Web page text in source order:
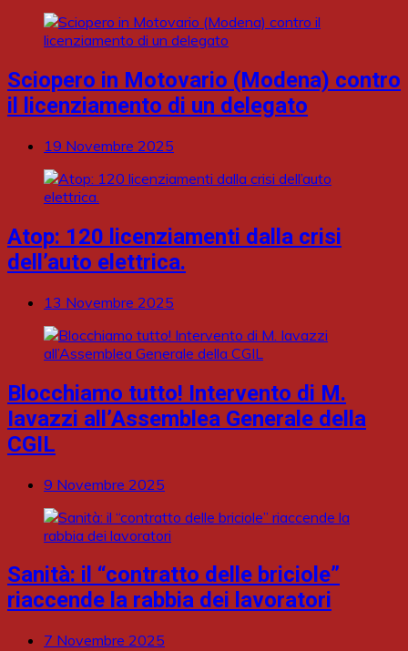
Sciopero in Motovario (Modena) contro
il licenziamento di un delegato
19 Novembre 2025
Atop: 120 licenziamenti dalla crisi
dell’auto elettrica.
13 Novembre 2025
Blocchiamo tutto! Intervento di M.
Iavazzi all’Assemblea Generale della
CGIL
9 Novembre 2025
Sanità: il “contratto delle briciole”
riaccende la rabbia dei lavoratori
7 Novembre 2025